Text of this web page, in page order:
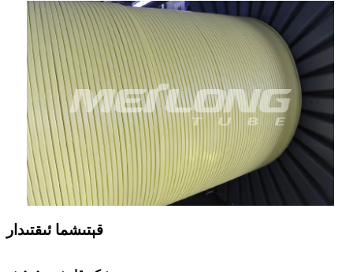
قېتىشما ئىقتىدار